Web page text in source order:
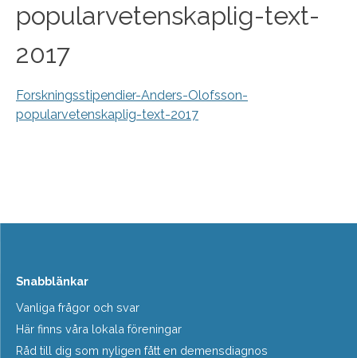
popularvetenskaplig-text-
2017
Forskningsstipendier-Anders-Olofsson-
popularvetenskaplig-text-2017
Snabblänkar
Vanliga frågor och svar
Här finns våra lokala föreningar
Råd till dig som nyligen fått en demensdiagnos